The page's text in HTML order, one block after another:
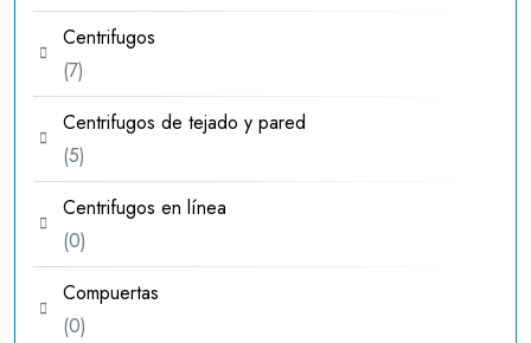
productos
Centrifugos
77
productos
Centrifugos de tejado y pared
55
productos
Centrifugos en línea
00
productos
Compuertas
00